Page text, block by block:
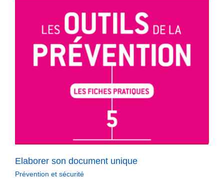
Elaborer son document unique
Prévention et sécurité